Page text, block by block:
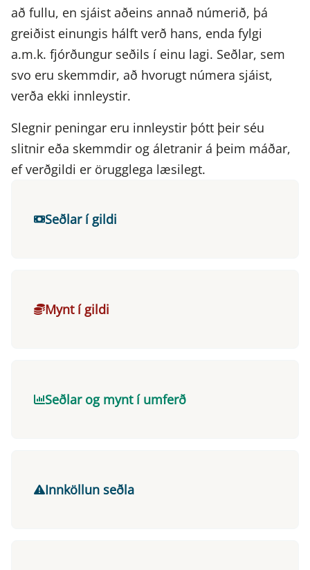
að fullu, en sjáist aðeins annað númerið, þá
greiðist einungis hálft verð hans, enda fylgi
a.m.k. fjórðungur seðils í einu lagi. Seðlar, sem
svo eru skemmdir, að hvorugt númera sjáist,
verða ekki innleystir.
Slegnir peningar eru innleystir þótt þeir séu
slitnir eða skemmdir og áletranir á þeim máðar,
ef verðgildi er örugglega læsilegt.
Seðlar í gildi
Mynt í gildi
Seðlar og mynt í umferð
Innköllun seðla